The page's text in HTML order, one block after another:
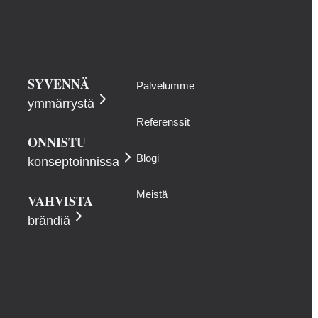
SYVENNÄ
ymmärrystä
ONNISTU
konseptoinnissa
VAHVISTA
brändiä
Palvelumme
Referenssit
Blogi
Meistä